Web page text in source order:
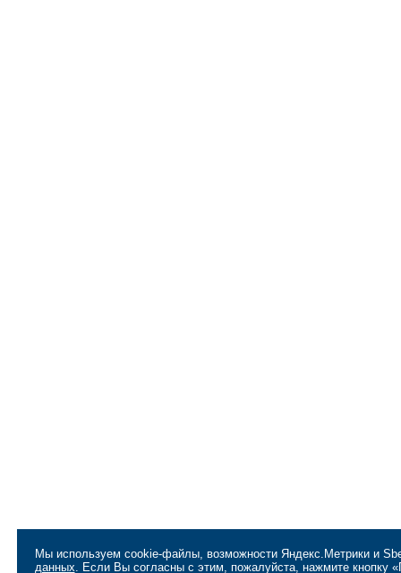
Мы используем cookie-файлы, возможности Яндекс.Метрики и
данных. Если Вы согласны с этим, пожалуйста, нажмите кнопку